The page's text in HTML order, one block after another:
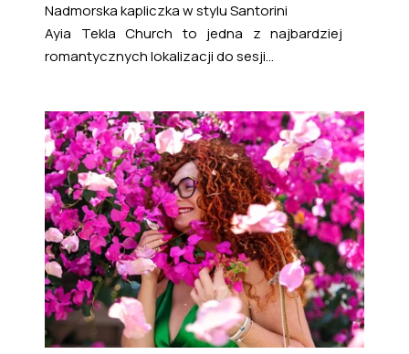
Nadmorska kapliczka w stylu Santorini
Ayia Tekla Church to jedna z najbardziej
romantycznych lokalizacji do sesji...